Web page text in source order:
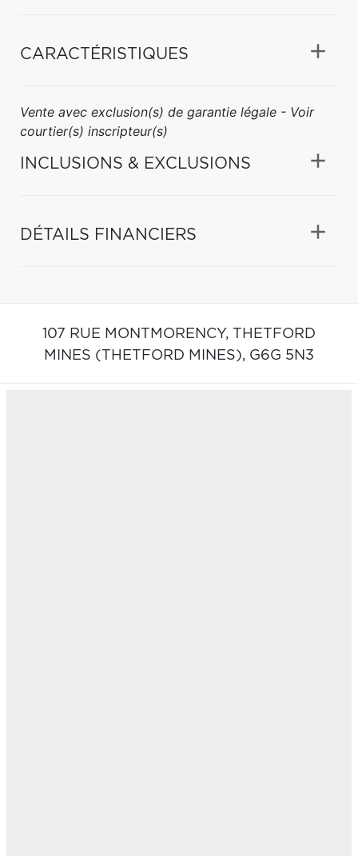
CARACTÉRISTIQUES
Vente avec exclusion(s) de garantie légale - Voir
courtier(s) inscripteur(s)
INCLUSIONS & EXCLUSIONS
DÉTAILS FINANCIERS
107 RUE MONTMORENCY, THETFORD
MINES (THETFORD MINES), G6G 5N3